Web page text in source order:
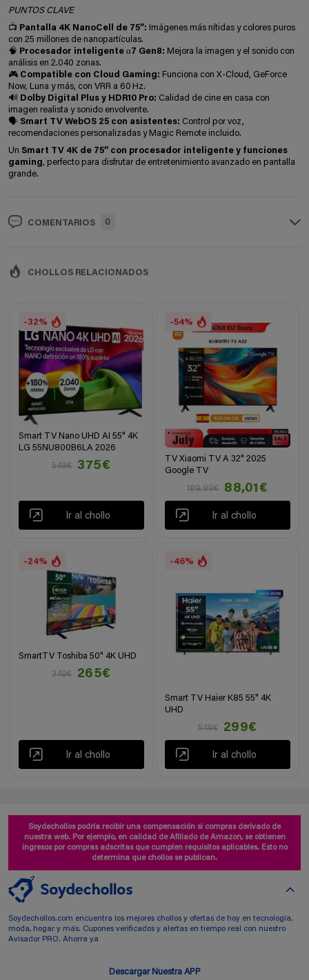
PUNTOS CLAVE
📺 Pantalla 4K NanoCell de 75”: Imágenes más nítidas y colores puros
con 25 millones de nanopartículas.
🧠 Procesador inteligente α7 Gen8: Mejora la imagen y el sonido con
análisis en 2.040 zonas.
🎮 Compatible con Cloud Gaming: Funciona con X-Cloud, GeForce
Now, Luna y más, con VRR a 60 Hz.
🔊 Dolby Digital Plus y HDR10 Pro: Calidad de cine en casa con
imagen realista y sonido envolvente.
🗣️ Smart TV WebOS 25 con asistentes: Control por voz,
recomendaciones personalizadas y Magic Remote incluido.
Un Smart TV 4K de 75” con procesador inteligente y funciones
gaming, perfecto para disfrutar de entretenimiento avanzado en pantalla
grande.
COMENTARIOS 0
CHOLLOS RELACIONADOS
-32%
Smart TV Nano UHD AI 55" 4K
LG 55NU800B6LA 2026
549€
375€
Ir al chollo
-54%
TV Xiaomi TV A 32" 2025
Google TV
189,99€
88,01€
Ir al chollo
-24%
SmartTV Toshiba 50" 4K UHD
349€
265€
Ir al chollo
-46%
Smart TV Haier K85 55" 4K
UHD
549€
299€
Ir al chollo
Soydechollos podría recibir una compensación si compras derivado de
nuestra web. Por ejemplo, en calidad de Afiliado de Amazon, se obtienen
ingresos por compras adscritas que cumplen requisitos aplicables. Esto no
determina que chollos se publican.
Soydechollos.com encuentra los mejores chollos y ofertas de hoy en tecnología,
moda, hogar y más. Cupones verificados y alertas en tiempo real con nuestro
Avisador PRO. Ahorra ya
Descargar Nuestra APP